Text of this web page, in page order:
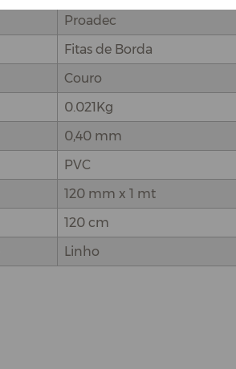
Proadec
Fitas de Borda
Couro
0.021Kg
0,40 mm
PVC
120 mm x 1 mt
120 cm
Linho